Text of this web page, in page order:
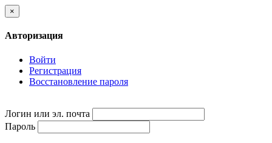
×
Авторизация
Войти
Регистрация
Восстановление пароля
Логин или эл. почта
Пароль